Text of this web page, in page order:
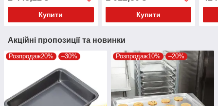
Купити Купити
Акційні пропозиції та новинки
Розпродаж20% –30% Розпродаж10% –20%